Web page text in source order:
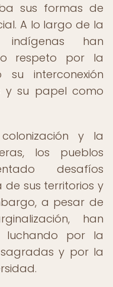
sus formas de
A lo largo de la
han
respeto por la
su interconexión
y su papel como
y la
los pueblos
desafíos
de sus territorios y
a pesar de
han
luchando por la
y por la